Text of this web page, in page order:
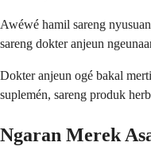
Awéwé hamil sareng
sareng dokter anjeun
Dokter anjeun ogé bakal
suplemén, sareng produk
Ngaran Merek